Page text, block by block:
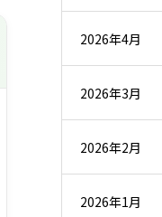
2026年4月
2026年3月
2026年2月
2026年1月